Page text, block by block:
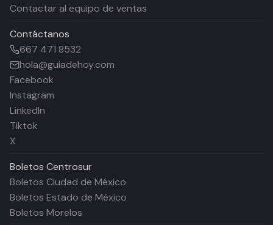
Contactar al equipo de ventas
Contáctanos
667 471 8532
hola@guiadehoy.com
Facebook
Instagram
LinkedIn
Tiktok
X
Boletos Centrosur
Boletos Ciudad de México
Boletos Estado de México
Boletos Morelos